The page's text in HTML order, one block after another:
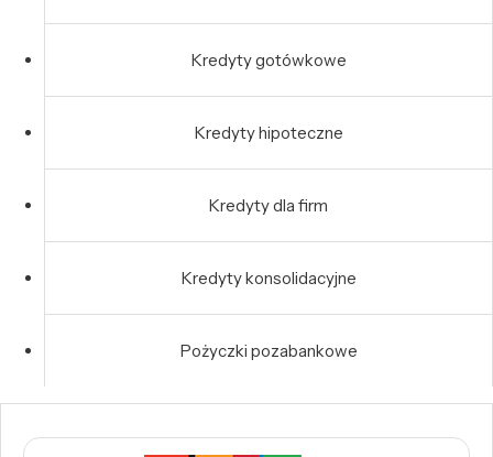
Kredyty gotówkowe
Kredyty hipoteczne
Kredyty dla firm
Kredyty konsolidacyjne
Pożyczki pozabankowe